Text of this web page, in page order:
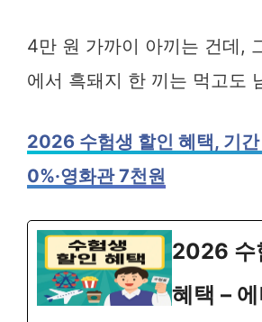
4만 원 가까이 아끼는 건데,
에서 흑돼지 한 끼는 먹고도
2026 수험생 할인 혜택, 기
0%·영화관 7천원
2026 수
혜택 –